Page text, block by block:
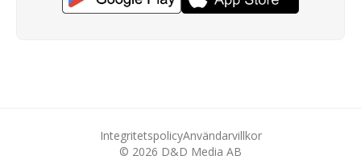
IntegritetspolicyAnvändarvillkor
© 2026 D&D Media AB